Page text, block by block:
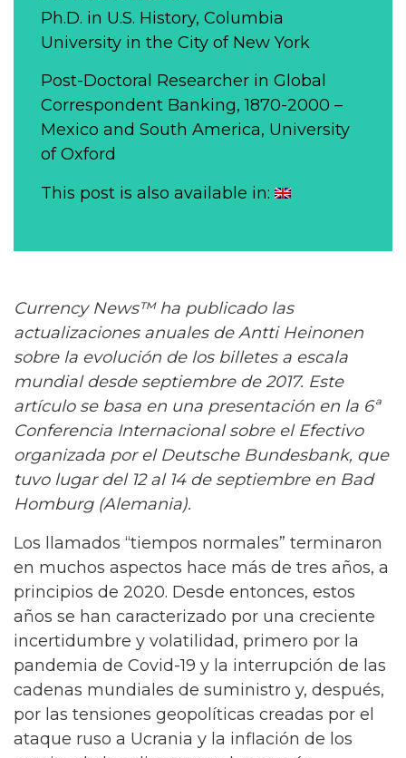
Ph.D. in U.S. History, Columbia
University in the City of New York
Post-Doctoral Researcher in Global
Correspondent Banking, 1870-2000 –
Mexico and South America, University
of Oxford
This post is also available in:
Currency News™ ha publicado las
actualizaciones anuales de Antti Heinonen
sobre la evolución de los billetes a escala
mundial desde septiembre de 2017. Este
artículo se basa en una presentación en la 6ª
Conferencia Internacional sobre el Efectivo
organizada por el Deutsche Bundesbank, que
tuvo lugar del 12 al 14 de septiembre en Bad
Homburg (Alemania).
Los llamados “tiempos normales” terminaron
en muchos aspectos hace más de tres años, a
principios de 2020. Desde entonces, estos
años se han caracterizado por una creciente
incertidumbre y volatilidad, primero por la
pandemia de Covid-19 y la interrupción de las
cadenas mundiales de suministro y, después,
por las tensiones geopolíticas creadas por el
ataque ruso a Ucrania y la inflación de los